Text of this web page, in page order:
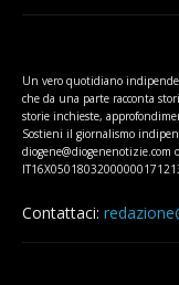
Un vero quotidiano
che da una parte racconta
storie inchieste,
Sostieni il giornalismo
diogene@diogenenotizie.com
Contattaci: